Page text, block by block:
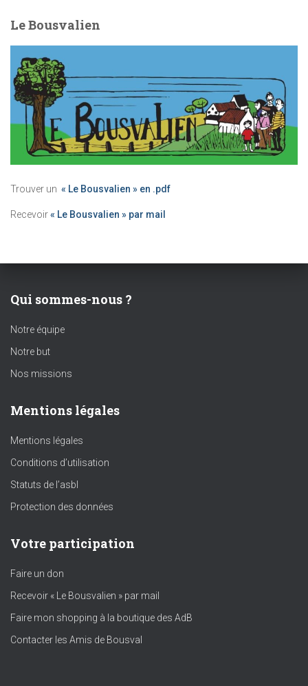
Le Bousvalien
Trouver un « Le Bousvalien » en .pdf
Recevoir« Le Bousvalien » par mail
Qui sommes-nous ?
Notre équipe
Notre but
Nos missions
Mentions légales
Mentions légales
Conditions d’utilisation
Statuts de l’asbl
Protection des données
Votre participation
Faire un don
Recevoir « Le Bousvalien » par mail
Faire mon shopping à la boutique des AdB
Contacter les Amis de Bousval